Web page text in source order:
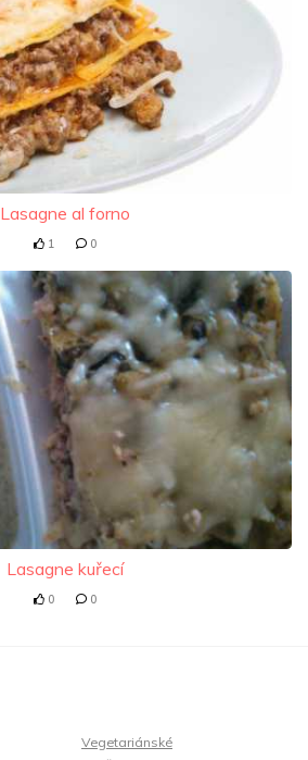
Lasagne al forno
1 0
Lasagne kuřecí
0 0
Vegetariánské